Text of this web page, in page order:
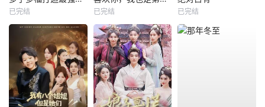
已完结 已完结 已完结